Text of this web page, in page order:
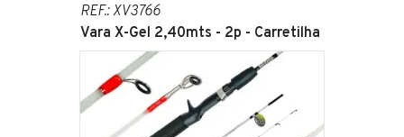
REF.: XV3766
Vara X-Gel 2,40mts - 2p - Carretilha